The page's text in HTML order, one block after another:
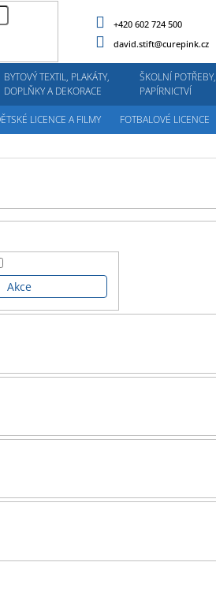
+420 602 724 500
david.stift@curepink.cz
BYTOVÝ TEXTIL, PLAKÁTY,
DOPLŇKY A DEKORACE
ŠKOLNÍ POTŘEBY,
PAPÍRNICTVÍ
LICENCE A FILMY FOTBALOVÉ LICENCE
Akce